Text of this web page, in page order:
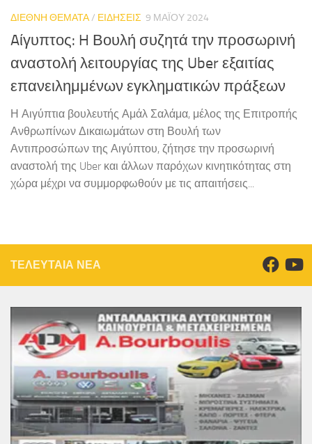
ΔΙΕΘΝΗ ΘΕΜΑΤΑ/ ΕΙΔΗΣΕΙΣ 9 ΜΑΪ́ΟΥ 2024
Aίγυπτος: H Βουλή συζητά την προσωρινή
αναστολή λειτουργίας της Uber εξαιτίας
επανειλημμένων εγκληματικών πράξεων
Η Αιγύπτια βουλευτής Αμάλ Σαλάμα, μέλος της Επιτροπής
Ανθρωπίνων Δικαιωμάτων στη Βουλή των
Αντιπροσώπων της Αιγύπτου, ζήτησε την προσωρινή
αναστολή της Uber και άλλων παρόχων κινητικότητας στη
χώρα μέχρι να συμμορφωθούν με τις απαιτήσεις...
ΤΕΛΕΥΤΑΙΑ ΝΕΑ